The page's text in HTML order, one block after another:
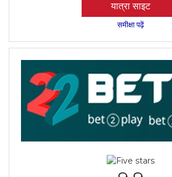
यात्रा साइट
समीक्षा पढ़ें